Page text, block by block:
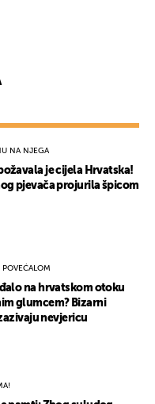
NA NJEGA
je cijela Hrvatska!
pjevača projurila špicom
na hrvatskom otoku
glumcem? Bizarni
nevjericu